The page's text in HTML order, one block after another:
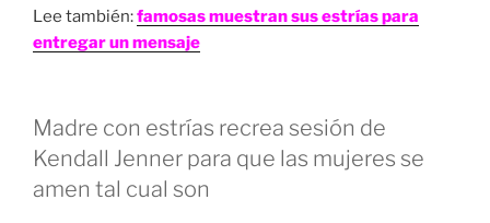
Lee también:famosas muestran sus estrías para
entregar un mensaje
Madre con estrías recrea sesión de
Kendall Jenner para que las mujeres se
amen tal cual son